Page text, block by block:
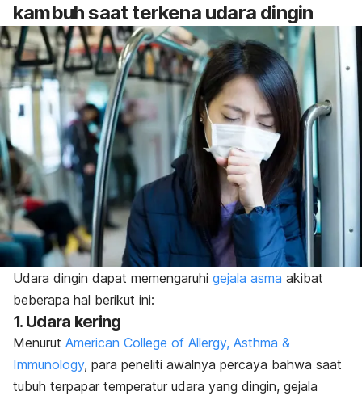
kambuh saat terkena udara dingin
Udara dingin dapat memengaruhi gejala asma akibat
beberapa hal berikut ini:
1. Udara kering
Menurut American College of Allergy, Asthma &
Immunology, para peneliti awalnya percaya bahwa saat
tubuh terpapar temperatur udara yang dingin, gejala